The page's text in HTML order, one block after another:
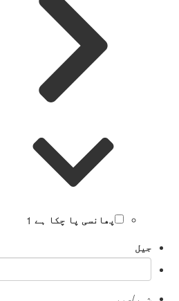
پھانسی پا چکا ہے
1
جیل